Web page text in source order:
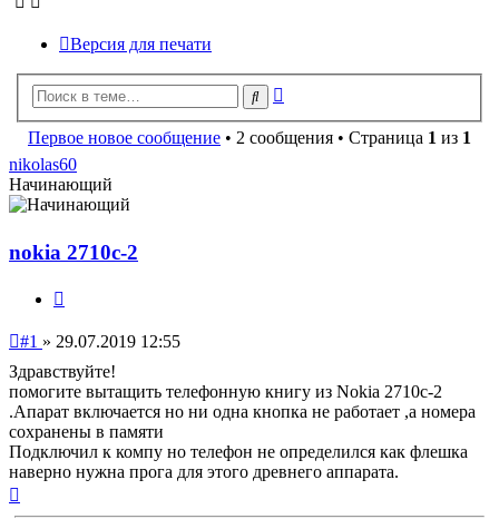
Версия для печати
Поиск
Первое новое сообщение • 2 сообщения • Страница 1 из 1
nikolas60
Начинающий
nokia 2710c-2
Непрочитанное
#1 » 29.07.2019 12:55
Здравствуйте!
помогите вытащить телефонную книгу из Nokia 2710c-2
.Апарат включается но ни одна кнопка не работает ,а номера
сохранены в памяти
Подключил к компу но телефон не определился как флешка
наверно нужна прога для этого древнего аппарата.